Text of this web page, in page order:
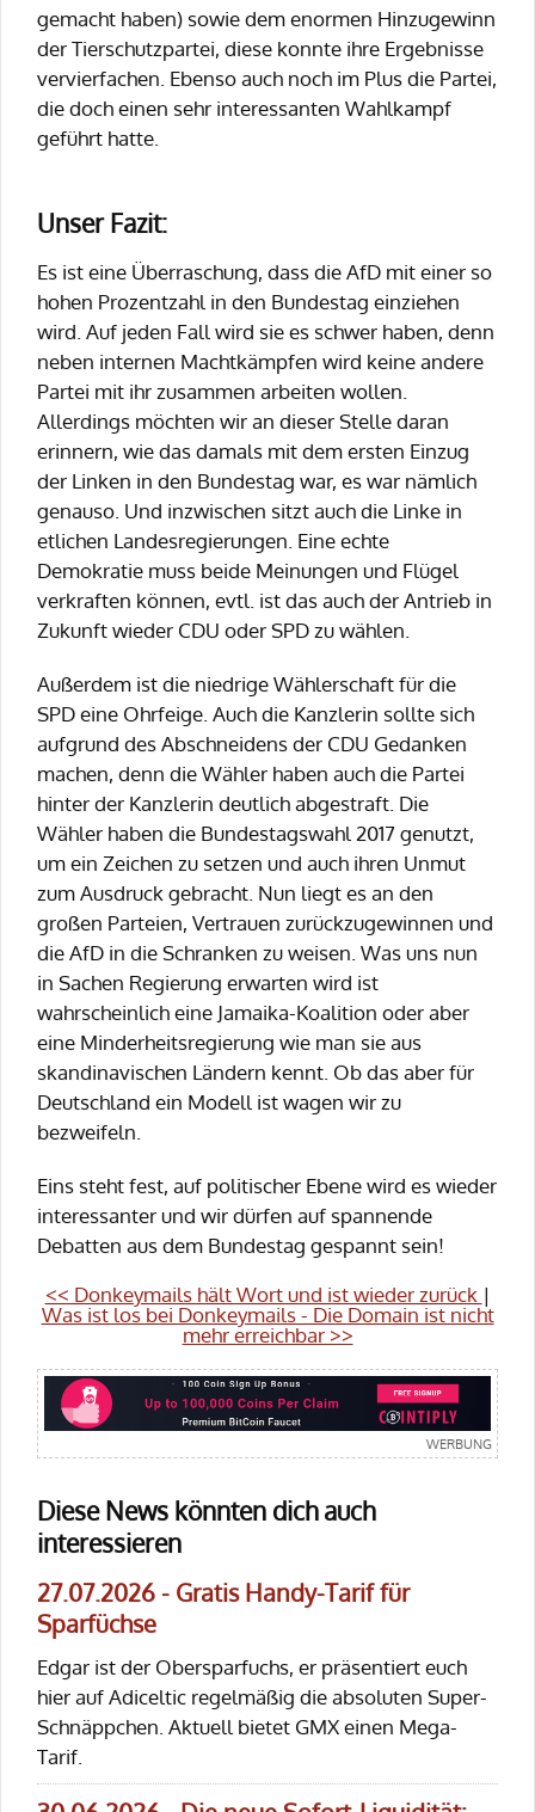
gemacht haben) sowie dem enormen Hinzugewinn
der Tierschutzpartei, diese konnte ihre Ergebnisse
vervierfachen. Ebenso auch noch im Plus die Partei,
die doch einen sehr interessanten Wahlkampf
geführt hatte.
Unser Fazit:
Es ist eine Überraschung, dass die AfD mit einer so
hohen Prozentzahl in den Bundestag einziehen
wird. Auf jeden Fall wird sie es schwer haben, denn
neben internen Machtkämpfen wird keine andere
Partei mit ihr zusammen arbeiten wollen.
Allerdings möchten wir an dieser Stelle daran
erinnern, wie das damals mit dem ersten Einzug
der Linken in den Bundestag war, es war nämlich
genauso. Und inzwischen sitzt auch die Linke in
etlichen Landesregierungen. Eine echte
Demokratie muss beide Meinungen und Flügel
verkraften können, evtl. ist das auch der Antrieb in
Zukunft wieder CDU oder SPD zu wählen.
Außerdem ist die niedrige Wählerschaft für die
SPD eine Ohrfeige. Auch die Kanzlerin sollte sich
aufgrund des Abschneidens der CDU Gedanken
machen, denn die Wähler haben auch die Partei
hinter der Kanzlerin deutlich abgestraft. Die
Wähler haben die Bundestagswahl 2017 genutzt,
um ein Zeichen zu setzen und auch ihren Unmut
zum Ausdruck gebracht. Nun liegt es an den
großen Parteien, Vertrauen zurückzugewinnen und
die AfD in die Schranken zu weisen. Was uns nun
in Sachen Regierung erwarten wird ist
wahrscheinlich eine Jamaika-Koalition oder aber
eine Minderheitsregierung wie man sie aus
skandinavischen Ländern kennt. Ob das aber für
Deutschland ein Modell ist wagen wir zu
bezweifeln.
Eins steht fest, auf politischer Ebene wird es wieder
interessanter und wir dürfen auf spannende
Debatten aus dem Bundestag gespannt sein!
<< Donkeymails hält Wort und ist wieder zurück |
Was ist los bei Donkeymails - Die Domain ist nicht
mehr erreichbar >>
Diese News könnten dich auch
interessieren
27.07.2026 - Gratis Handy-Tarif für
Sparfüchse
Edgar ist der Obersparfuchs, er präsentiert euch
hier auf Adiceltic regelmäßig die absoluten Super-
Schnäppchen. Aktuell bietet GMX einen Mega-
Tarif.